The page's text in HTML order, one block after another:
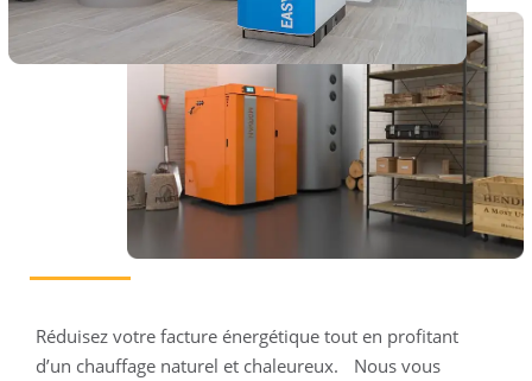
Réduisez votre facture énergétique tout en profitant
d’un chauffage naturel et chaleureux. Nous vous